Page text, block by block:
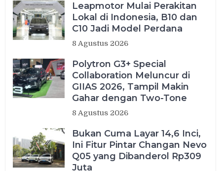
Leapmotor Mulai Perakitan
Lokal di Indonesia, B10 dan
C10 Jadi Model Perdana
8 Agustus 2026
Polytron G3+ Special
Collaboration Meluncur di
GIIAS 2026, Tampil Makin
Gahar dengan Two-Tone
8 Agustus 2026
Bukan Cuma Layar 14,6 Inci,
Ini Fitur Pintar Changan Nevo
Q05 yang Dibanderol Rp309
Juta